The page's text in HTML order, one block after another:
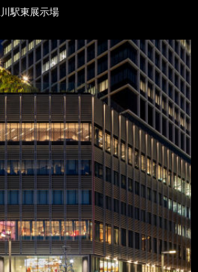
駅東展示場